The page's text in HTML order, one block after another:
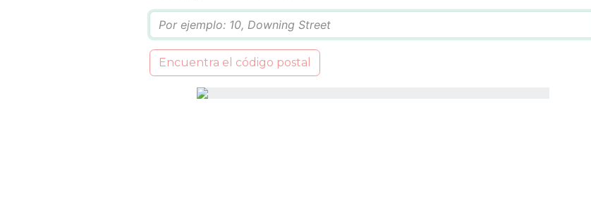
Encuentra el código postal